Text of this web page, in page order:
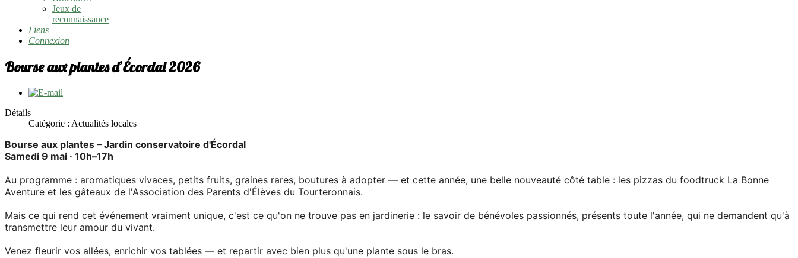
Jeux de
reconnaissance
Liens
Connexion
Bourse aux plantes d’Écordal 2026
Détails
Catégorie : Actualités locales
Bourse aux plantes – Jardin conservatoire d'Écordal
Samedi 9 mai · 10h–17h
Au programme : aromatiques vivaces, petits fruits, graines rares, boutures à adopter — et cette année, une belle nouveauté côté table : les pizzas du foodtruck La Bonne
Aventure et les gâteaux de l'Association des Parents d'Élèves du Tourteronnais.
Mais ce qui rend cet événement vraiment unique, c'est ce qu'on ne trouve pas en jardinerie : le savoir de bénévoles passionnés, présents toute l'année, qui ne demandent qu'à
transmettre leur amour du vivant.
Venez fleurir vos allées, enrichir vos tablées — et repartir avec bien plus qu'une plante sous le bras.